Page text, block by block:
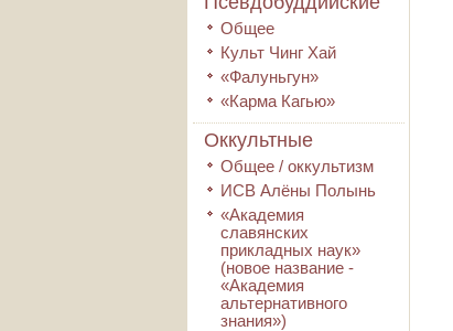
Общее
Культ Чинг Хай
«Фалуньгун»
«Карма Кагью»
Оккультные
Общее / оккультизм
ИСВ Алёны Полынь
«Академия
славянских
прикладных наук»
(новое название -
«Академия
альтернативного
знания»)